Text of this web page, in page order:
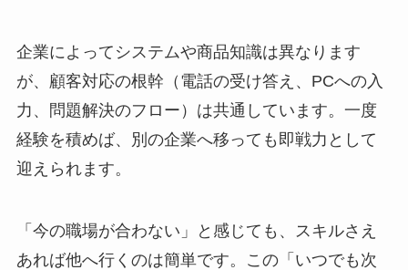
企業によってシステムや商品知識は異なります
が、顧客対応の根幹（電話の受け答え、PCへの入
力、問題解決のフロー）は共通しています。一度
経験を積めば、別の企業へ移っても即戦力として
迎えられます。
「今の職場が合わない」と感じても、スキルさえ
あれば他へ行くのは簡単です。この「いつでも次